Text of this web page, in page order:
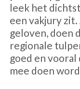
leek het
een vakjury
geloven, doen
regionale
goed en
mee doen